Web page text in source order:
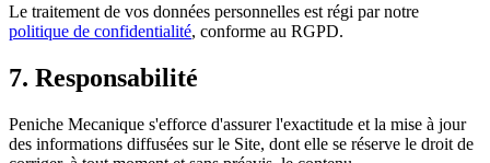
Le traitement de vos données personnelles est régi par notre
politique de confidentialité, conforme au RGPD.
7. Responsabilité
Peniche Mecanique s'efforce d'assurer l'exactitude et la mise à jour
des informations diffusées sur le Site, dont elle se réserve le droit de